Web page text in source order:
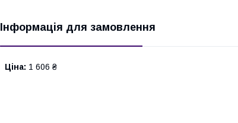
Інформація для замовлення
Ціна: 1 606 ₴